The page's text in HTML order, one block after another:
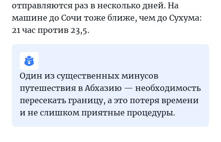
отправляются раз в несколько дней. На
машине до Сочи тоже ближе, чем до Сухума:
21 час против 23,5.
Один из существенных минусов
путешествия в Абхазию — необходимость
пересекать границу, а это потеря времени
и не слишком приятные процедуры.